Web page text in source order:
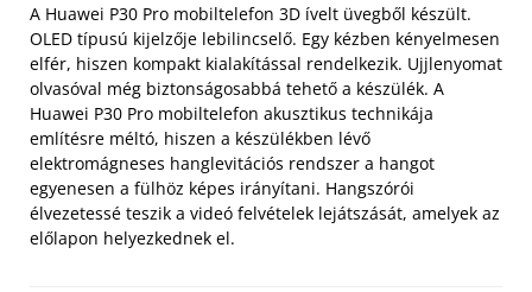
A Huawei P30 Pro mobiltelefon 3D ívelt üvegből készült.
OLED típusú kijelzője lebilincselő. Egy kézben kényelmesen
elfér, hiszen kompakt kialakítással rendelkezik. Ujjlenyomat
olvasóval még biztonságosabbá tehető a készülék. A
Huawei P30 Pro mobiltelefon akusztikus technikája
említésre méltó, hiszen a készülékben lévő
elektromágneses hanglevitációs rendszer a hangot
egyenesen a fülhöz képes irányítani. Hangszórói
élvezetessé teszik a videó felvételek lejátszását, amelyek az
előlapon helyezkednek el.